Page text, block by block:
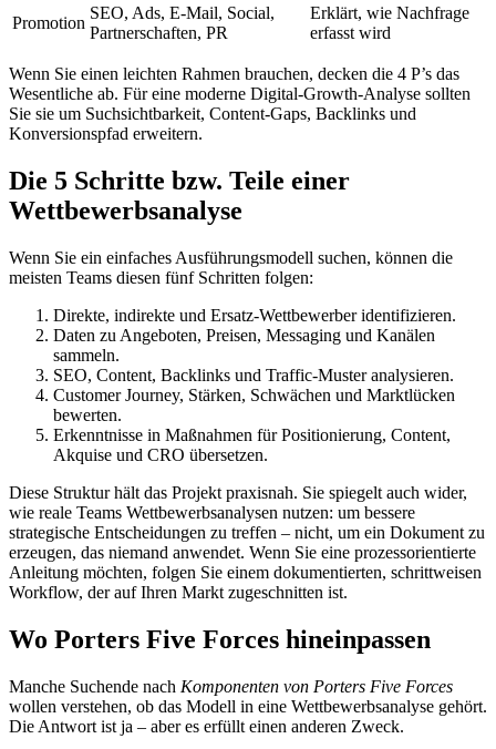
Promotion
SEO, Ads, E-Mail, Social,
Partnerschaften, PR
Erklärt, wie Nachfrage
erfasst wird
Wenn Sie einen leichten Rahmen brauchen, decken die 4 P’s das
Wesentliche ab. Für eine moderne Digital-Growth-Analyse sollten
Sie sie um Suchsichtbarkeit, Content-Gaps, Backlinks und
Konversionspfad erweitern.
Die 5 Schritte bzw. Teile einer
Wettbewerbsanalyse
Wenn Sie ein einfaches Ausführungsmodell suchen, können die
meisten Teams diesen fünf Schritten folgen:
Direkte, indirekte und Ersatz-Wettbewerber identifizieren.
Daten zu Angeboten, Preisen, Messaging und Kanälen
sammeln.
SEO, Content, Backlinks und Traffic-Muster analysieren.
Customer Journey, Stärken, Schwächen und Marktlücken
bewerten.
Erkenntnisse in Maßnahmen für Positionierung, Content,
Akquise und CRO übersetzen.
Diese Struktur hält das Projekt praxisnah. Sie spiegelt auch wider,
wie reale Teams Wettbewerbsanalysen nutzen: um bessere
strategische Entscheidungen zu treffen – nicht, um ein Dokument zu
erzeugen, das niemand anwendet. Wenn Sie eine prozessorientierte
Anleitung möchten, folgen Sie einem dokumentierten, schrittweisen
Workflow, der auf Ihren Markt zugeschnitten ist.
Wo Porters Five Forces hineinpassen
Manche Suchende nach Komponenten von Porters Five Forces
wollen verstehen, ob das Modell in eine Wettbewerbsanalyse gehört.
Die Antwort ist ja – aber es erfüllt einen anderen Zweck.